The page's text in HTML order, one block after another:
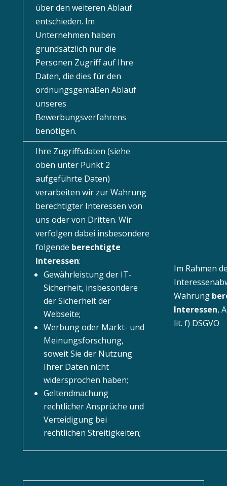
über den weiteren Ablauf
entschieden. Im
Unternehmen haben
grundsätzlich nur die
Personen Zugriff auf Ihre
Daten, die dies für den
ordnungsgemäßen Ablauf
unseres
Bewerbungsverfahrens
benötigen.
Ihre Zugriffsdaten (siehe
oben unter Punkt 2
aufgeführte Daten)
verarbeiten wir zur Wahrung
berechtigter Interessen von
uns oder von Dritten. Wir
verfolgen dabei insbesondere
folgende berechtigte
Interessen:
Gewährleistung der IT-
Sicherheit, insbesondere
der Sicherheit der
Webseite;
Werbung oder Markt- und
Meinungsforschung,
soweit Sie der Nutzung
Ihrer Daten nicht
widersprochen haben;
Geltendmachung
rechtlicher Ansprüche und
Verteidigung bei
rechtlichen Streitigkeiten;
Im Rahmen
Wahrung
Interessen,
lit. f) DSGVO